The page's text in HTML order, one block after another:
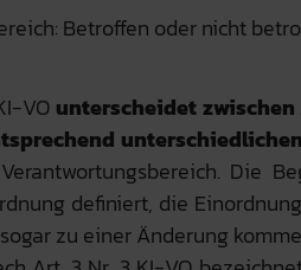
Betroffen oder nicht
VO unterscheidet
Die
definiert, die
zu einer Änderung